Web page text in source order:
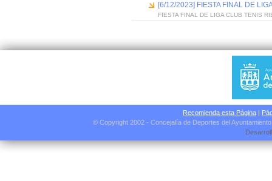
[6/12/2023] FIESTA FINAL DE
FIESTA FINAL DE LIGA CLUB TENIS
Recomienda esta Página |
© Copyright 2002 - Concejalía de Deportes del